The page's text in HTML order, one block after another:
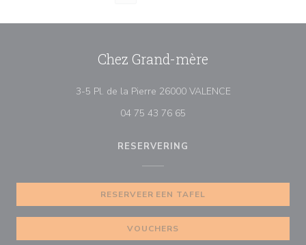
Chez Grand-mère
3-5 Pl. de la Pierre 26000 VALENCE((opent in een
04 75 43 76 65
RESERVERING
RESERVEER EEN TAFEL
VOUCHERS